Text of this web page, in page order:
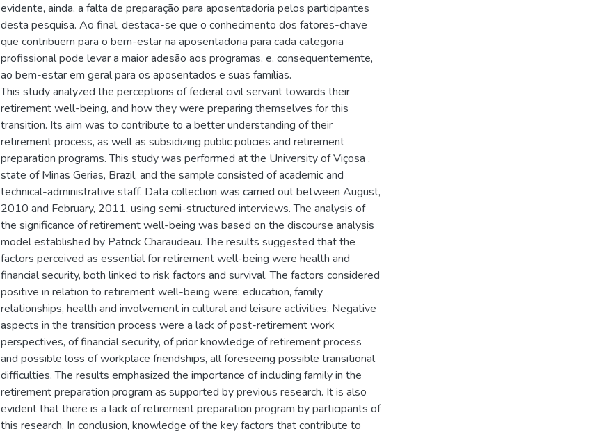
evidente, ainda, a falta de preparação para aposentadoria pelos participantes
desta pesquisa. Ao final, destaca-se que o conhecimento dos fatores-chave
que contribuem para o bem-estar na aposentadoria para cada categoria
profissional pode levar a maior adesão aos programas, e, consequentemente,
ao bem-estar em geral para os aposentados e suas famílias.
This study analyzed the perceptions of federal civil servant towards their
retirement well-being, and how they were preparing themselves for this
transition. Its aim was to contribute to a better understanding of their
retirement process, as well as subsidizing public policies and retirement
preparation programs. This study was performed at the University of Viçosa ,
state of Minas Gerias, Brazil, and the sample consisted of academic and
technical-administrative staff. Data collection was carried out between August,
2010 and February, 2011, using semi-structured interviews. The analysis of
the significance of retirement well-being was based on the discourse analysis
model established by Patrick Charaudeau. The results suggested that the
factors perceived as essential for retirement well-being were health and
financial security, both linked to risk factors and survival. The factors considered
positive in relation to retirement well-being were: education, family
relationships, health and involvement in cultural and leisure activities. Negative
aspects in the transition process were a lack of post-retirement work
perspectives, of financial security, of prior knowledge of retirement process
and possible loss of workplace friendships, all foreseeing possible transitional
difficulties. The results emphasized the importance of including family in the
retirement preparation program as supported by previous research. It is also
evident that there is a lack of retirement preparation program by participants of
this research. In conclusion, knowledge of the key factors that contribute to